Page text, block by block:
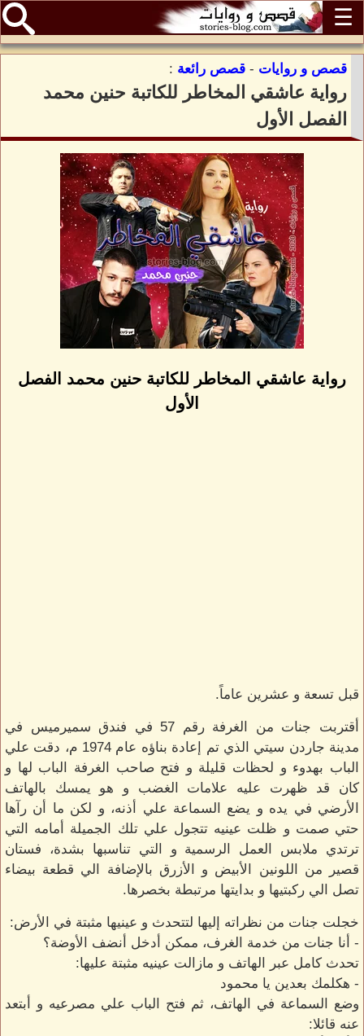
☰
قصص و روايات - قصص رائعة :
رواية عاشقي المخاطر للكاتبة حنين محمد
الفصل الأول
رواية عاشقي المخاطر للكاتبة حنين محمد الفصل
الأول
قبل تسعة و عشرين عاماً.
أقتربت جنات من الغرفة رقم 57 في فندق سميرميس في
مدينة جاردن سيتي الذي تم إعادة بناؤه عام 1974 م، دقت علي
الباب بهدوء و لحظات قليلة و فتح صاحب الغرفة الباب لها و
كان قد ظهرت عليه علامات الغضب و هو يمسك بالهاتف
الأرضي في يده و يضع السماعة علي أذنه، و لكن ما أن رآها
حتي صمت و ظلت عينيه تتجول علي تلك الجميلة أمامه التي
ترتدي ملابس العمل الرسمية و التي تناسبها بشدة، فستان
قصير من اللونين الأبيض و الأزرق بالإضافة الي قطعة بيضاء
تصل الي ركبتيها و بدايتها مرتبطة بخصرها.
خجلت جنات من نظراته إليها لتتحدث و عينيها مثبتة في الأرض:
- أنا جنات من خدمة الغرف، ممكن أدخل أنضف الأوضة؟
تحدث كامل عبر الهاتف و مازالت عينيه مثبتة عليها:
- هكلمك بعدين يا محمود
وضع السماعة في الهاتف، ثم فتح الباب علي مصرعيه و أبتعد
عنه قائلا: